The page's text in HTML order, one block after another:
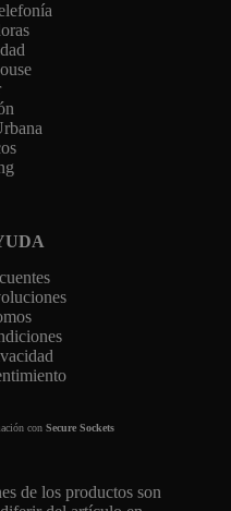
con Secure Sockets
de los productos son